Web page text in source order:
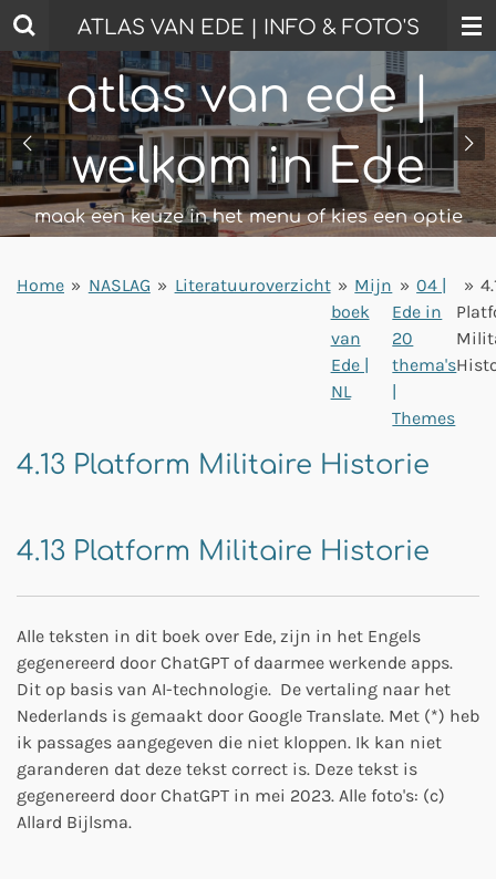
Ga
direct
naar
de
hoofdinhoud
ATLAS VAN EDE | INFO & FOTO'S
atlas van ede |
welkom in Ede
maak een keuze in het menu of kies een optie
Home » NASLAG » Literatuuroverzicht » Mijn
boek
van
Ede |
NL
» 04 |
Ede in
20
thema's
|
Themes
»
4.13 Platform Militaire Historie
4.13 Platform Militaire Historie
Alle teksten in dit boek over Ede, zijn in het Engels
gegenereerd door ChatGPT of daarmee werkende apps.
Dit op basis van AI-technologie. De vertaling naar het
Nederlands is gemaakt door Google Translate. Met (*) heb
ik passages aangegeven die niet kloppen. Ik kan niet
garanderen dat deze tekst correct is. Deze tekst is
gegenereerd door ChatGPT in mei 2023. Alle foto's: (c)
Allard Bijlsma.